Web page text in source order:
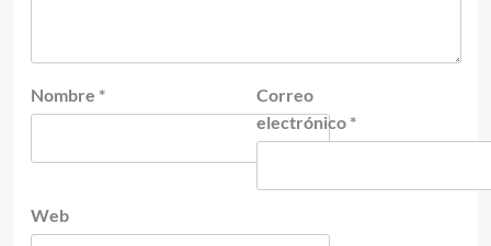
Nombre *
Correo
electrónico *
Web